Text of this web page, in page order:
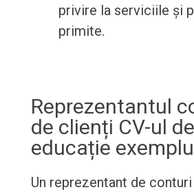
privire la serviciile și
primite.
Reprezentantul
de clienți CV-ul de
educație exemplu
Un reprezentant de